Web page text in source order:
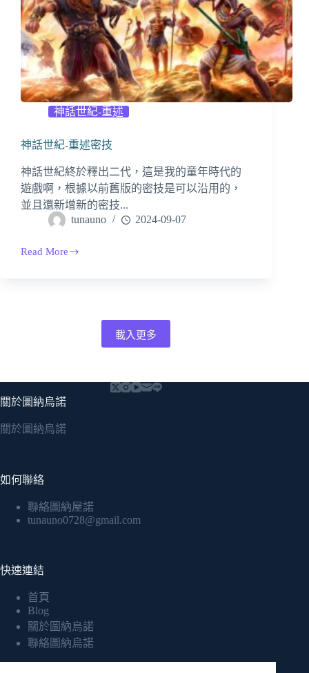
技
軟
體，
還
可
設
定
次
數
神話世紀-重述
神話世紀-重述密技
神話世紀終於釋出二代，這是我的童年時代的
遊戲啊，根據以前舊版的密技是可以沿用的，
並且還新增新的密技...
tunauno
2024-09-07
Read More
載入更多
關於圖納烏諾
關於圖納烏諾
如何聯絡
聯絡圖納屋諾
tunauno0728@gmail.com
快速連結
首頁
Blog
關於圖納烏諾
聯絡圖納烏諾